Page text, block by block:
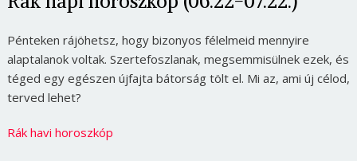
Pénteken rájöhetsz, hogy bizonyos félelmeid mennyire
alaptalanok voltak. Szertefoszlanak, megsemmisülnek ezek, és
téged egy egészen újfajta bátorság tölt el. Mi az, ami új célod,
terved lehet?
Rák havi horoszkóp